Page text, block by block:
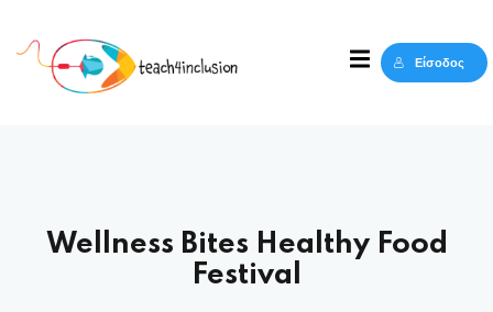
Είσοδος
Wellness Bites Healthy Food
Festival